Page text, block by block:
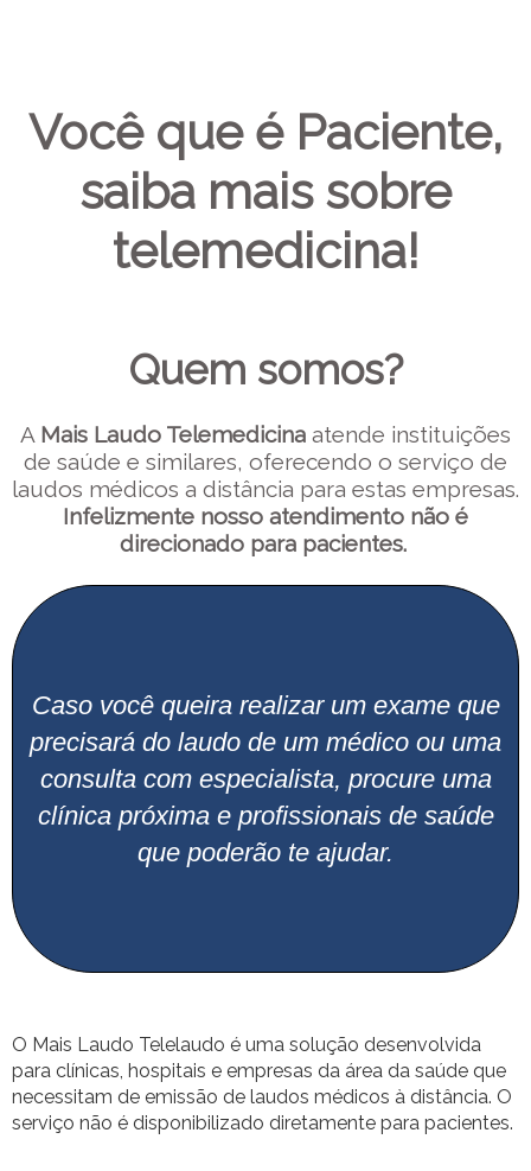
Você que é Paciente,
saiba mais sobre
telemedicina!
Quem somos?
A Mais Laudo Telemedicina atende instituições
de saúde e similares, oferecendo o serviço de
laudos médicos a distância para estas empresas.
Infelizmente nosso atendimento não é
direcionado para pacientes.
Caso você queira realizar um exame que
precisará do laudo de um médico ou uma
consulta com especialista, procure uma
clínica próxima e profissionais de saúde
que poderão te ajudar.
O Mais Laudo Telelaudo é uma solução desenvolvida
para clínicas, hospitais e empresas da área da saúde que
necessitam de emissão de laudos médicos à distância. O
serviço não é disponibilizado diretamente para pacientes.